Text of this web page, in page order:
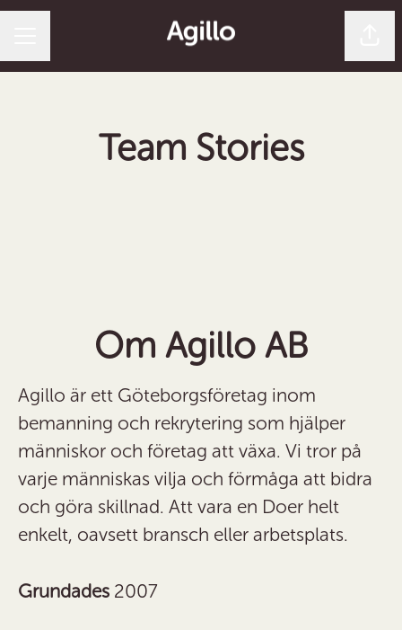
Team Stories
Om Agillo AB
Agillo är ett Göteborgsföretag inom
bemanning och rekrytering som hjälper
människor och företag att växa. Vi tror på
varje människas vilja och förmåga att bidra
och göra skillnad. Att vara en Doer helt
enkelt, oavsett bransch eller arbetsplats.
Grundades 2007